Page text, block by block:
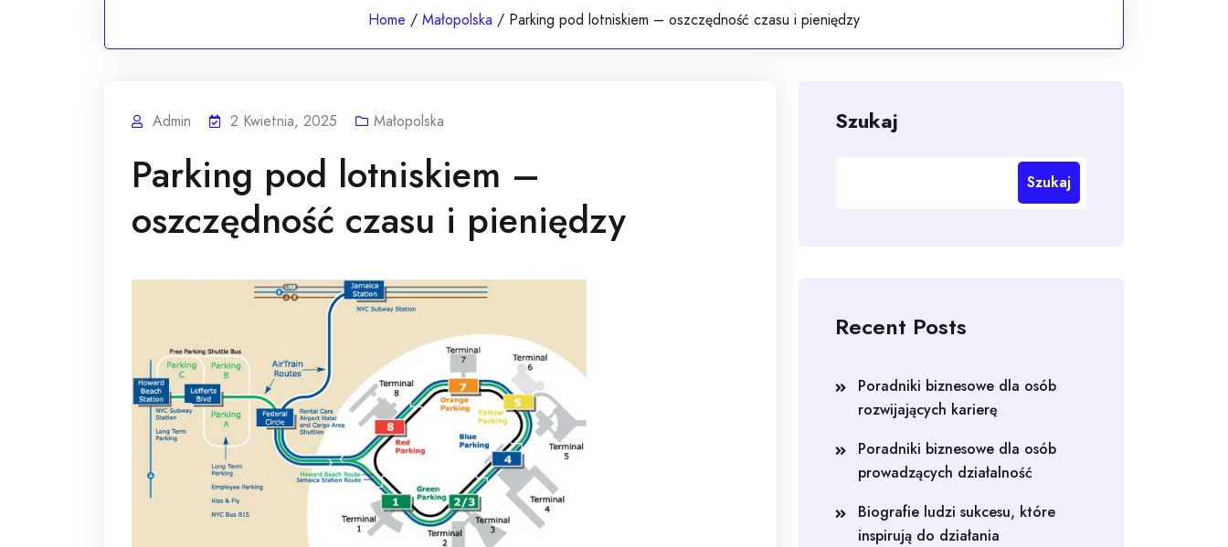
Home / Małopolska / Parking pod lotniskiem – oszczędność czasu i pieniędzy
Admin 2 Kwietnia, 2025 Małopolska
Parking pod lotniskiem –
oszczędność czasu i pieniędzy
Szukaj
Szukaj
Recent Posts
Poradniki biznesowe dla osób
rozwijających karierę
Poradniki biznesowe dla osób
prowadzących działalność
Biografie ludzi sukcesu, które
inspirują do działania